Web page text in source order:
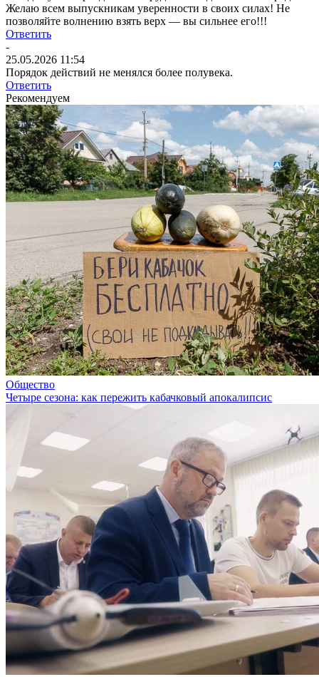
Желаю всем выпускникам уверенности в своих силах! Не
позволяйте волнению взять верх — вы сильнее его!!!
Ответить
-
25.05.2026 11:54
Порядок действий не менялся более полувека.
Ответить
Рекомендуем
Общество
Четыре сезона: как пережить кабачковый апокалипсис